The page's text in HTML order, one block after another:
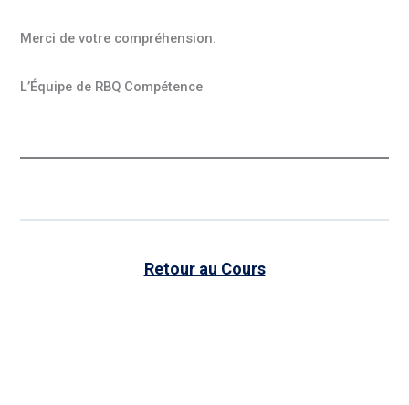
Merci de votre compréhension.
L’Équipe de RBQ Compétence
Retour au Cours